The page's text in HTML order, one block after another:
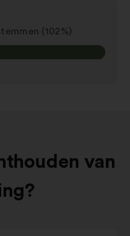
(102%)
van